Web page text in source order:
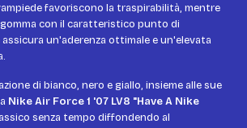
favoriscono la traspirabilità, mentre
con il caratteristico punto di
un'aderenza ottimale e un'elevata
di bianco, nero e giallo, insieme alle sue
Nike Air Force 1 '07 LV8 "Have A Nike
senza tempo diffondendo al